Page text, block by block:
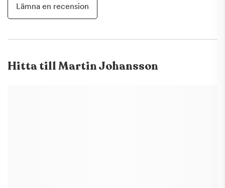
Lämna en recension
Hitta till Martin Johansson